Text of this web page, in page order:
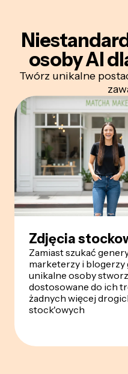
osoby AI
Twórz unikalne
Zdjęcia
Zamiast szukać
marketerzy i blogerzy
unikalne osoby
dostosowane do ich
żadnych więcej
stock'owych